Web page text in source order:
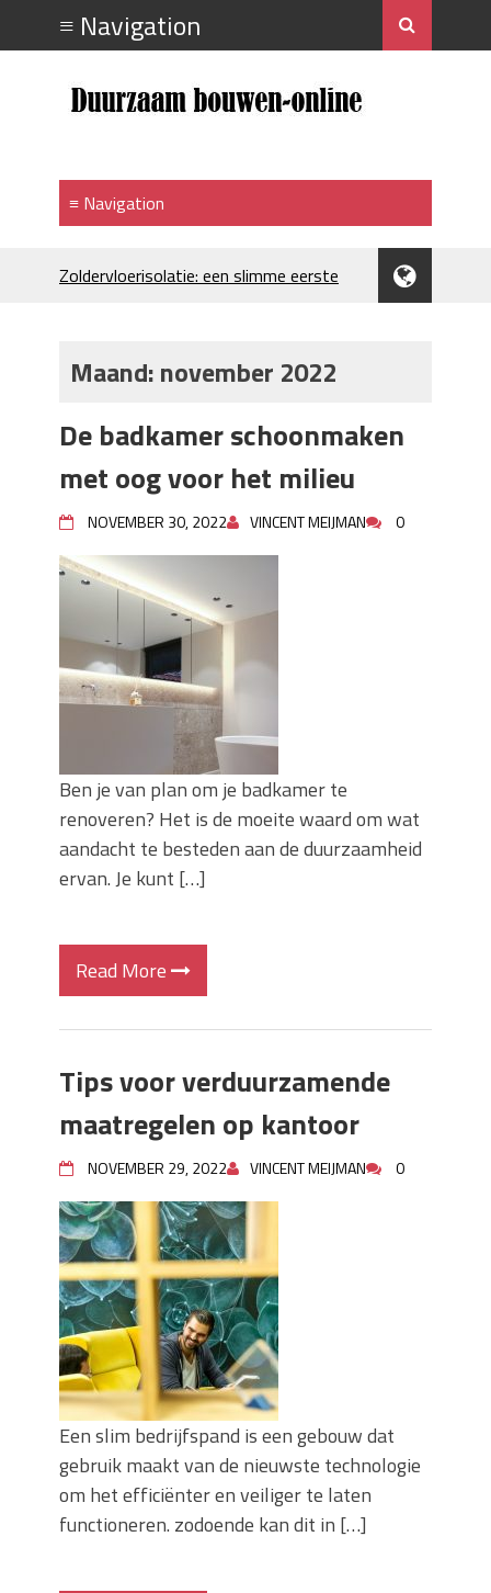
Zoldervloerisolatie: een slimme eerste
Je huis koelen: alles behalve duur
merkimago?
verwarmingsoptie
Wanneer moet je een specialist
inschakelen bij rioolproblemen?
Slimme oplossingen voor lekkages en
verstoppingen
Betonplex: Het Veelzijdige
Plaatmateriaal voor Moderne Projecten
Woonstijlen die perfect passen bij
duurzaam bouwen
Oma weet raadt bij cementsluier:
natuurlijke oplossingen
Maand:november 2022
De badkamer schoonmaken
met oog voor het milieu
NOVEMBER 30, 2022 VINCENT MEIJMAN 0
Ben je van plan om je badkamer te
renoveren? Het is de moeite waard om wat
aandacht te besteden aan de duurzaamheid
ervan. Je kunt […]
Read More
Tips voor verduurzamende
maatregelen op kantoor
NOVEMBER 29, 2022 VINCENT MEIJMAN 0
Een slim bedrijfspand is een gebouw dat
gebruik maakt van de nieuwste technologie
om het efficiënter en veiliger te laten
functioneren. zodoende kan dit in […]